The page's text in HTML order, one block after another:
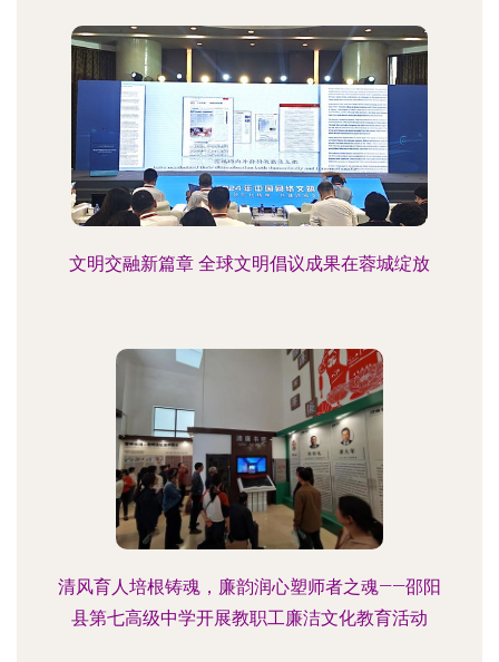
文明交融新篇章 全球文明倡议成果在蓉城绽放
清风育人培根铸魂，廉韵润心塑师者之魂——邵阳
县第七高级中学开展教职工廉洁文化教育活动